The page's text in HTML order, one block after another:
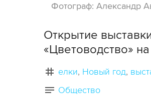
Фотограф: Александр
Открытие
«Цветоводство»
елки Новый год
Общество